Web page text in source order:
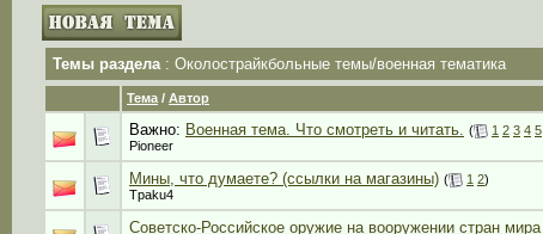
Темы раздела: Околострайкбольные темы/военная тематика
Тема / Автор
Важно: Военная тема. Что смотреть и читать. ( 1 2 3 4 5
Pioneer
Мины, что думаете? (ссылки на магазины) ( 1 2)
Tpaku4
Советско-Российское оружие на вооружении стран мира